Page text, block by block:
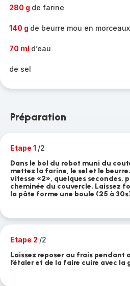
280 g de farine
140 g de beurre mou en morceaux
70 ml d’eau
de sel
Préparation
Etape 1 /2
Dans le bol du robot muni du
mettez la farine, le sel et le
vitesse «2», quelques secondes,
cheminée du couvercle. Laissez
la pâte forme une boule (25 à
Etape 2 /2
Laissez reposer au frais pendant
l’étaler et de la faire cuire avec